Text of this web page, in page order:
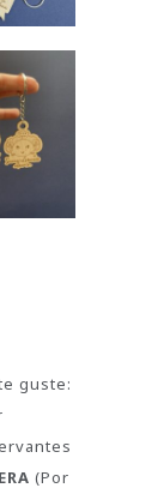
guste:
(Por